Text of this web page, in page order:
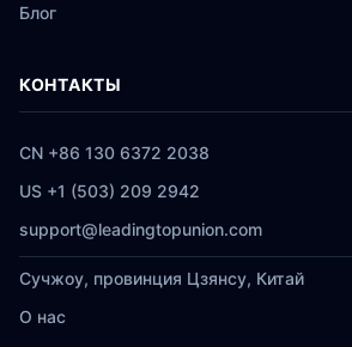
Блог
КОНТАКТЫ
CN +86 130 6372 2038
US +1 (503) 209 2942
support@leadingtopunion.com
Сучжоу, провинция Цзянсу, Китай
О нас